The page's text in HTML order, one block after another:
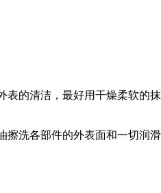
表的清洁，最好用干燥柔软的
擦洗各部件的外表面和一切润